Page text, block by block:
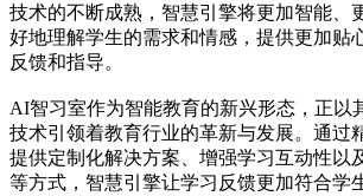
技术的不断成熟，智慧引擎将更加智能、
好地理解学生的需求和情感，提供更加贴
反馈和指导。
AI智习室作为智能教育的新兴形态，正以
技术引领着教育行业的革新与发展。通过
提供定制化解决方案、增强学习互动性以
等方式，智慧引擎让学习反馈更加符合学